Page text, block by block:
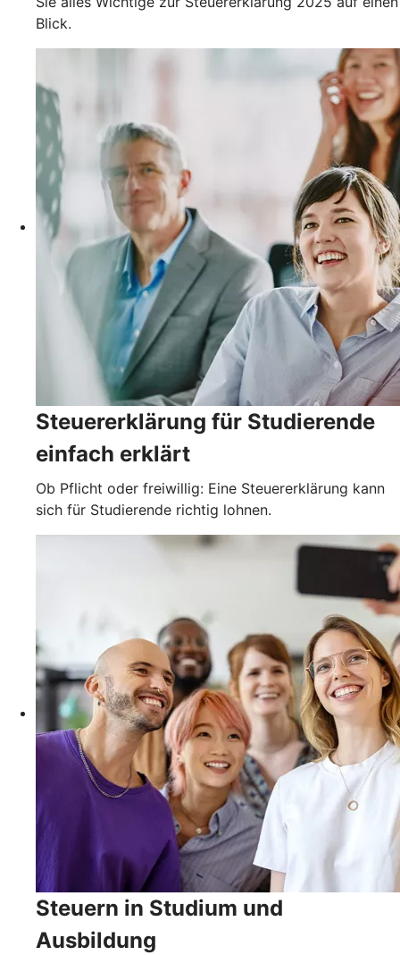
Blick.
Steuererklärung für Studierende
einfach erklärt
Ob Pflicht oder freiwillig: Eine Steuererklärung kann
sich für Studierende richtig lohnen.
Steuern in Studium und
Ausbildung